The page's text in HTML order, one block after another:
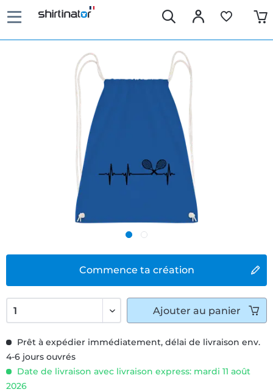
Commence ta création
Prêt à expédier immédiatement, délai de livraison env.
4-6 jours ouvrés
Date de livraison avec livraison express: mardi 11 août
2026
Ajouter au panier